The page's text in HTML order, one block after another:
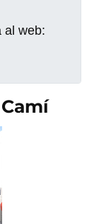
al web: